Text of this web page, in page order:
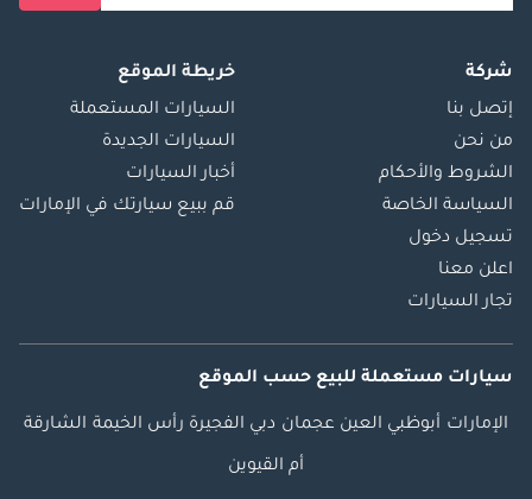
شركة
إتصل بنا
من نحن
الشروط والأحكام
السياسة الخاصة
تسجيل دخول
اعلن معنا
تجار السيارات
خريطة الموقع
السيارات المستعملة
السيارات الجديدة
أخبار السيارات
قم ببيع سيارتك في الإمارات
سيارات مستعملة للبيع حسب الموقع
الإمارات أبوظبي العين عجمان دبي الفجيرة رأس الخيمة الشارقة
أم القيوين